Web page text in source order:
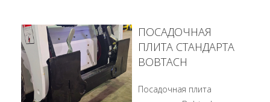
ПОСАДОЧНАЯ
ПЛИТА СТАНДАРТА
BOBTACH
Посадочная плита